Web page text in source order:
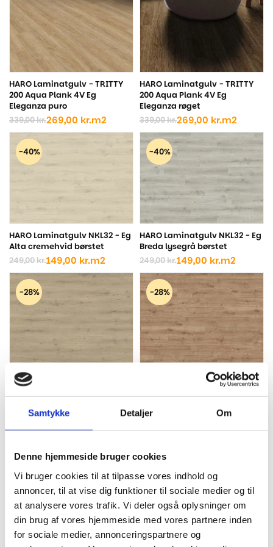
Samtykke Detaljer Om
Denne hjemmeside bruger cookies
Vi bruger cookies til at tilpasse vores indhold og
annoncer, til at vise dig funktioner til sociale medier og til
at analysere vores trafik. Vi deler også oplysninger om
din brug af vores hjemmeside med vores partnere inden
for sociale medier, annonceringspartnere og
HARO Laminatgulv - TRITTY
200 Aqua Plank 4V Eg
Eleganza puro
339,00kr.
Den
oprindelige
pris
var:
339,00 kr..
269,00 kr.
Den
aktuelle
pris
er:
269,00 kr..
m2
HARO Laminatgulv - TRITTY
200 Aqua Plank 4V Eg
Eleganza røget
339,00kr.
Den
oprindelige
pris
var:
339,00 kr..
269,00 kr.
Den
aktuelle
pris
er:
269,00 kr..
m2
-40%
HARO Laminatgulv NKL32 - Eg
Alta cremehvid børstet
249,00kr.
Den
oprindelige
pris
var:
249,00 kr..
149,00 kr.
Den
aktuelle
pris
er:
149,00 kr..
m2
-40%
HARO Laminatgulv NKL32 - Eg
Breda lysegrå børstet
249,00kr.
Den
oprindelige
pris
var:
249,00 kr..
149,00 kr.
Den
aktuelle
pris
er:
149,00 kr..
m2
-28%
HARO Laminatgulv NKL32 - Eg
Breda puro børstet
oprindelige
pris
aktuelle
pris
-28%
HARO Laminatgulv NKL32 - Eg
oprindelige
pris
aktuelle
pris
-18%
HARO Parketgulv 4000 - Plank
180 4V Amerikansk valnød
Sauvage